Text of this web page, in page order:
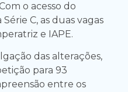
o acesso do
C, as duas vagas
e IAPE.
das alterações,
para 93
entre os